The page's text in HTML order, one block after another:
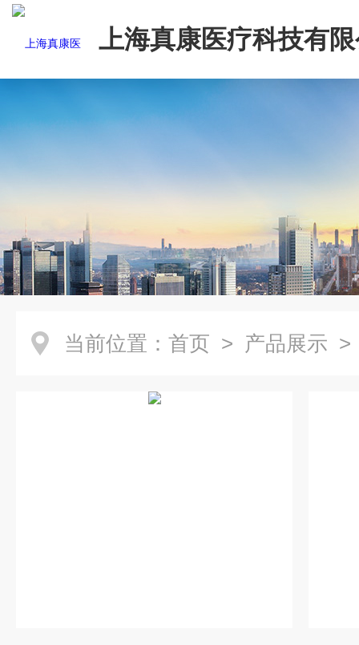
上海真康医疗科技有
当前位置： 首页 > 产品展示